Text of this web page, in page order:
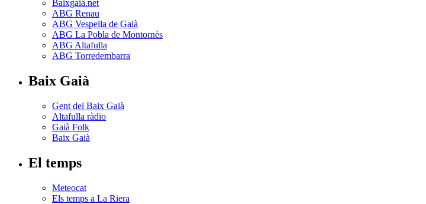
Baixgaia.net
ABG Renau
ABG Vespella de Gaià
ABG La Pobla de Montornès
ABG Altafulla
ABG Torredembarra
Baix Gaià
Gent del Baix Gaià
Altafulla ràdio
Gaià Folk
Baix Gaià
El temps
Meteocat
Els temps a La Riera